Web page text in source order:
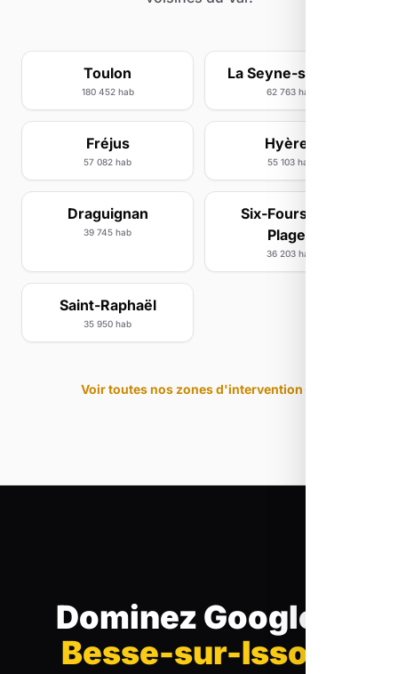
Toulon
180 452 hab
La Seyne-sur-Mer
62 763 hab
Fréjus
57 082 hab
Hyères
55 103 hab
Draguignan
39 745 hab
Six-Fours-les-
Plages
36 203 hab
Saint-Raphaël
35 950 hab
Voir toutes nos zones d'intervention
Dominez Google
Besse-sur-Issole